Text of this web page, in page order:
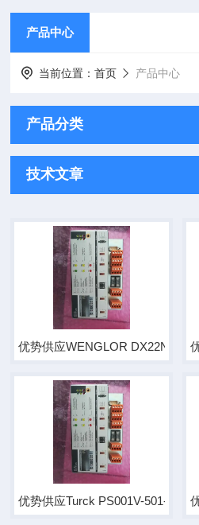
产品中心
当前位置：首页 产品中心
产品分类
技术文章
优势供应Turck PS001V-